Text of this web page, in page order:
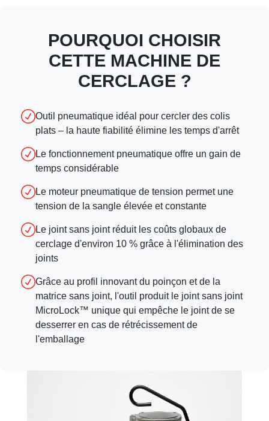
POURQUOI CHOISIR
CETTE MACHINE DE
CERCLAGE ?
Outil pneumatique idéal pour cercler des colis
plats – la haute fiabilité élimine les temps d'arrêt
Le fonctionnement pneumatique offre un gain de
temps considérable
Le moteur pneumatique de tension permet une
tension de la sangle élevée et constante
Le joint sans joint réduit les coûts globaux de
cerclage d'environ 10 % grâce à l'élimination des
joints
Grâce au profil innovant du poinçon et de la
matrice sans joint, l'outil produit le joint sans joint
MicroLock™ unique qui empêche le joint de se
desserrer en cas de rétrécissement de
l'emballage